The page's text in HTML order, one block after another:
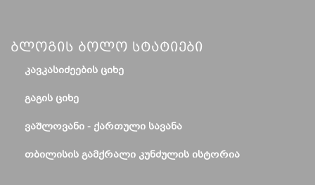
Ბლოგის Ბოლო Სტატიები
ᲙᲐᲕᲙᲐᲡᲘᲫᲔᲔᲑᲘᲡ ᲪᲘᲮᲔ
ᲒᲐᲒᲘᲡ ᲪᲘᲮᲔ
ᲕᲐᲨᲚᲝᲕᲐᲜᲘ - ᲥᲐᲠᲗᲣᲚᲘ ᲡᲐᲕᲐᲜᲐ
ᲗᲑᲘᲚᲘᲡᲘᲡ ᲒᲐᲛᲥᲠᲐᲚᲘ ᲙᲣᲜᲫᲣᲚᲘᲡ ᲘᲡᲢᲝᲠᲘᲐ